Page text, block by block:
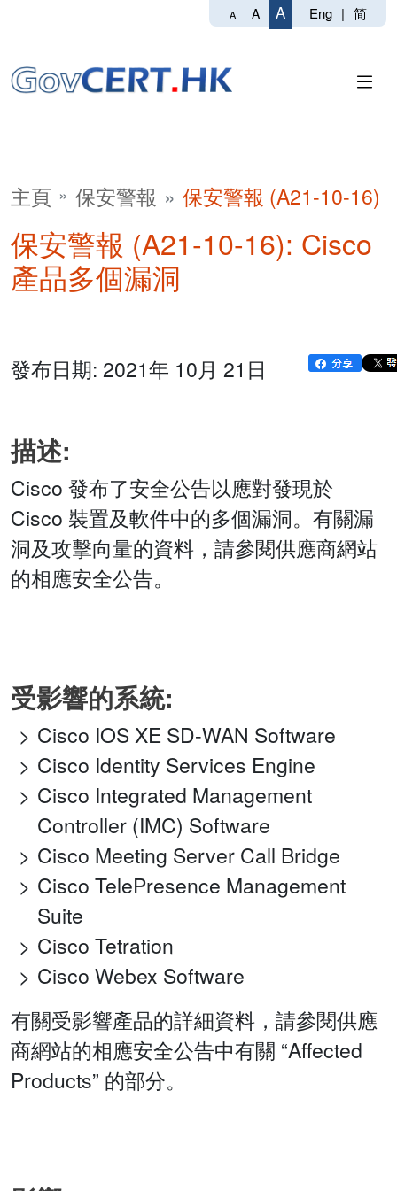
A A A Eng | 简
主頁 保安警報 保安警報 (A21-10-16)
保安警報 (A21-10-16): Cisco
產品多個漏洞
發布日期: 2021年 10月 21日
描述:
Cisco 發布了安全公告以應對發現於
Cisco 裝置及軟件中的多個漏洞。有關漏
洞及攻擊向量的資料，請參閱供應商網站
的相應安全公告。
受影響的系統:
Cisco IOS XE SD-WAN Software
Cisco Identity Services Engine
Cisco Integrated Management
Controller (IMC) Software
Cisco Meeting Server Call Bridge
Cisco TelePresence Management
Suite
Cisco Tetration
Cisco Webex Software
有關受影響產品的詳細資料，請參閱供應
商網站的相應安全公告中有關 “Affected
Products” 的部分。